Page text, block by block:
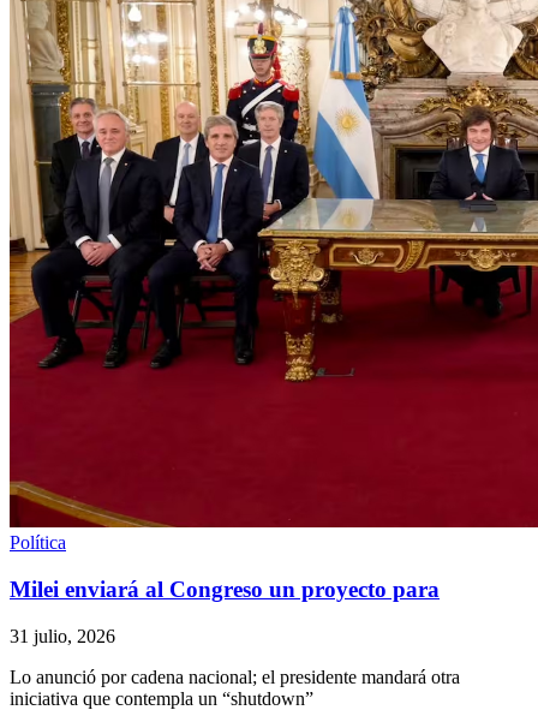
Política
Milei enviará al Congreso un proyecto para
31 julio, 2026
Lo anunció por cadena nacional; el presidente mandará otra
iniciativa que contempla un “shutdown”